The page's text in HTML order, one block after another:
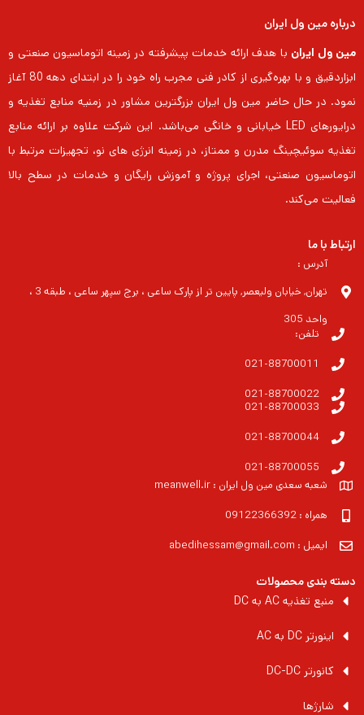
درباره مین ول ایران
مین ول ایران با هدف ارائه خدمات پیشرفته در زمینه اتوماسیون صنعتی و
ابزاردقیق و با بهره‌گیری از کادر فنی مجرب راه خود را در ابتدای دهه 80 آغاز
نمود. در حال حاضر مین ول ایران بزرگترین مشاور در زمنیه منابع تغذیه و
درایورهای LED خیابانی و خانگی می‌باشد. این شرکت علاوه بر ارائه منابع
تغذیه سوئیچینگ مدرن و ممتاز، در زمینه انرژی های نو، تجهیزات مرتبط با
اتوماسیون صنعتی، اجرای پروژه و آموزش رایگان و خدمات در سطح بالا
فعالیت می‌کند.
ارتباط با ما
آدرس :
تهران, خیابان ولیعصر, پایین تر از پارک ساعی ، برج سپهر ساعی ، طبقه 3 ،
واحد 305
تلفن:
021-88700011
021-88700022
021-88700033
021-88700044
021-88700055
شعبه سعدی مین ول ایران : meanwell.ir
همراه : 09122366392
ایمیل : abedihessam@gmail.com
دسته بندی محصولات
منبع تغذیه AC به DC
اینورتر DC به AC
کانورتر DC-DC
شارژها